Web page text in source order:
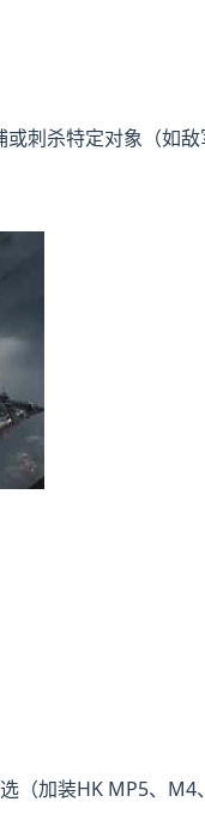
刺杀特定对象（如
加装HK MP5、M4